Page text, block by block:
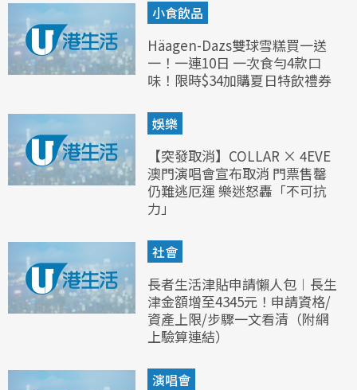
小食飲品
Häagen-Dazs雙球雪糕買一送
一！一連10日 一次食勻4款口
味！限時$34加購夏日特飲禮券
娛樂
【突發取消】COLLAR × 4EVE
澳門演唱會宣布取消 門票售罄
仍難逃厄運 樂迷怒轟「不可抗
力」
社會
長者生活津貼申請懶人包︱長生
津金額增至4345元！申請資格/
資產上限/步驟一文看清（附網
上驗算連結）
演唱會